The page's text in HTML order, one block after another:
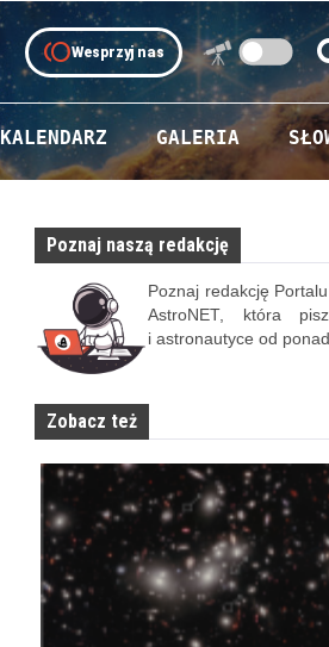
tollWesprzyj nas
KALENDARZ GALERIA
Poznaj naszą redakcję
Poznaj redakcję
AstroNET, która
i astronautyce od
Zobacz też